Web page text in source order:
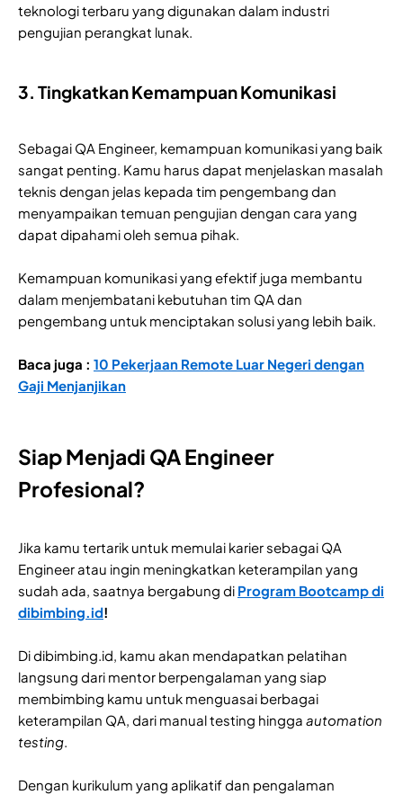
teknologi terbaru yang digunakan dalam industri
pengujian perangkat lunak.
3. Tingkatkan Kemampuan Komunikasi
Sebagai QA Engineer, kemampuan komunikasi yang baik
sangat penting. Kamu harus dapat menjelaskan masalah
teknis dengan jelas kepada tim pengembang dan
menyampaikan temuan pengujian dengan cara yang
dapat dipahami oleh semua pihak.
Kemampuan komunikasi yang efektif juga membantu
dalam menjembatani kebutuhan tim QA dan
pengembang untuk menciptakan solusi yang lebih baik.
Baca juga : 10 Pekerjaan Remote Luar Negeri dengan
Gaji Menjanjikan
Siap Menjadi QA Engineer
Profesional?
Jika kamu tertarik untuk memulai karier sebagai QA
Engineer atau ingin meningkatkan keterampilan yang
sudah ada, saatnya bergabung di Program Bootcamp di
dibimbing.id!
Di dibimbing.id, kamu akan mendapatkan pelatihan
langsung dari mentor berpengalaman yang siap
membimbing kamu untuk menguasai berbagai
keterampilan QA, dari manual testing hingga automation
testing.
Dengan kurikulum yang aplikatif dan pengalaman